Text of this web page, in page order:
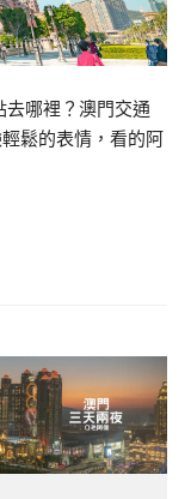
哪裡？澳門交通
鬆的表情，看的阿